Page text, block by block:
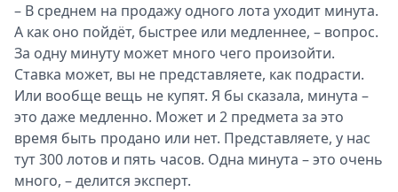
– В среднем на продажу одного лота уходит минута.
А как оно пойдёт, быстрее или медленнее, – вопрос.
За одну минуту может много чего произойти.
Ставка может, вы не представляете, как подрасти.
Или вообще вещь не купят. Я бы сказала, минута –
это даже медленно. Может и 2 предмета за это
время быть продано или нет. Представляете, у нас
тут 300 лотов и пять часов. Одна минута – это очень
много, – делится эксперт.